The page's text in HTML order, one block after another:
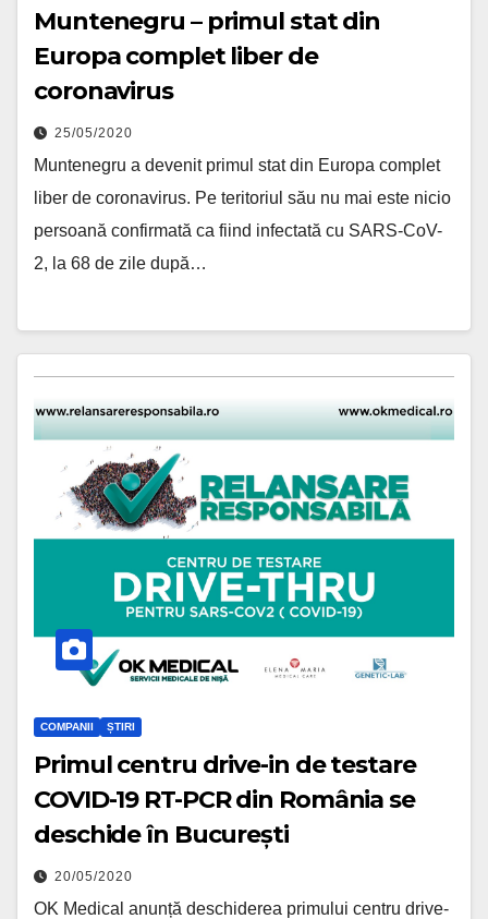
Muntenegru – primul stat din
Europa complet liber de
coronavirus
25/05/2020
Muntenegru a devenit primul stat din Europa complet
liber de coronavirus. Pe teritoriul său nu mai este nicio
persoană confirmată ca fiind infectată cu SARS-CoV-
2, la 68 de zile după…
COMPANII ȘTIRI
Primul centru drive-in de testare
COVID-19 RT-PCR din România se
deschide în București
20/05/2020
OK Medical anunță deschiderea primului centru drive-